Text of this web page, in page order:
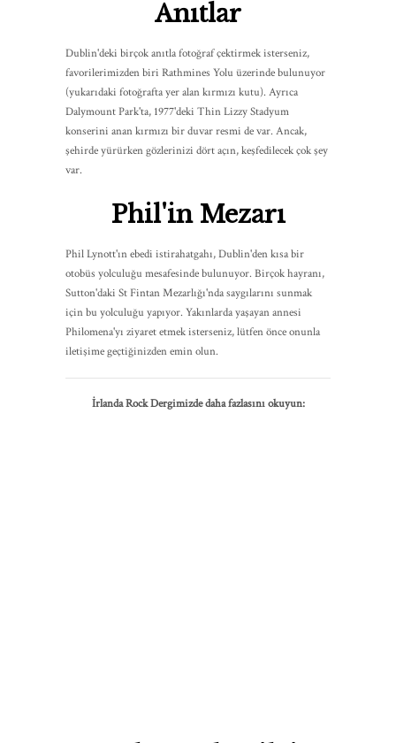
Anıtlar
Dublin'deki birçok anıtla fotoğraf çektirmek isterseniz,
favorilerimizden biri Rathmines Yolu üzerinde bulunuyor
(yukarıdaki fotoğrafta yer alan kırmızı kutu). Ayrıca
Dalymount Park'ta, 1977'deki Thin Lizzy Stadyum
konserini anan kırmızı bir duvar resmi de var. Ancak,
şehirde yürürken gözlerinizi dört açın, keşfedilecek çok şey
var.
Phil'in Mezarı
Phil Lynott'ın ebedi istirahatgahı, Dublin'den kısa bir
otobüs yolculuğu mesafesinde bulunuyor. Birçok hayranı,
Sutton'daki St Fintan Mezarlığı'nda saygılarını sunmak
için bu yolculuğu yapıyor. Yakınlarda yaşayan annesi
Philomena'yı ziyaret etmek isterseniz, lütfen önce onunla
iletişime geçtiğinizden emin olun.
İrlanda Rock Dergimizde daha fazlasını okuyun: